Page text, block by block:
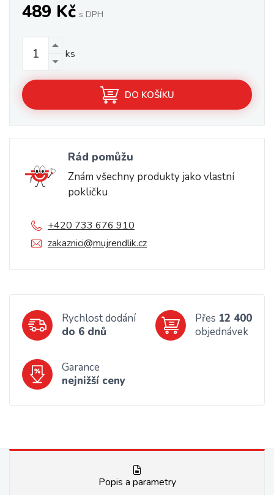
489 Kč s DPH
ks
DO KOŠÍKU
Rád pomůžu
Znám všechny produkty jako vlastní
pokličku
+420 733 676 910
zakaznici@mujrendlik.cz
Rychlost dodání
do 6 dnů
Přes 12 400
objednávek
Garance
nejnižší ceny
Popis a parametry